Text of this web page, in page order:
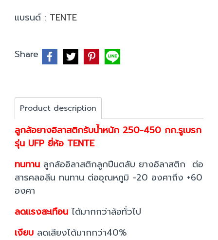
แบรนด์ : TENTE
Share
Product description
ลูกล้อยางอิลาสติกรับน้ำหนัก 250-450 กก.รูเบรก
รุ่น UFP ยี่ห้อ TENTE
ทนทาน ลูกล้ออิลาสติกลูกปืนตลับ ยางอิลาสติก ต่อ
สารคลอลีน ทนทาน ต่ออุณหภูมิ -20 องศาถึง +60
องศา
ลดแรงสะเทือน ได้มากกว่าล้อทั่วไป
เงียบ ลดเสียงได้มากกว่า40%